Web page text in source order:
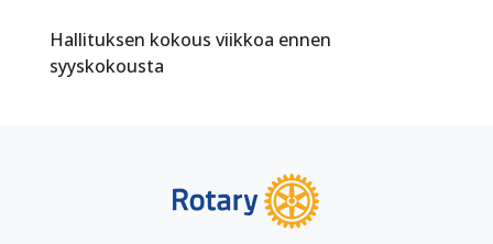
Hallituksen kokous viikkoa ennen
syyskokousta